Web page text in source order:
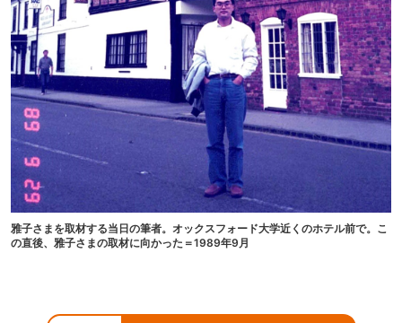
雅子さまを取材する当日の筆者。オックスフォード大学近くのホテル前で。こ
の直後、雅子さまの取材に向かった＝1989年9月